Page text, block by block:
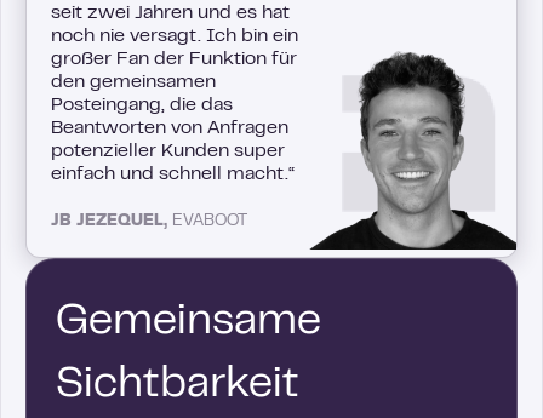
seit zwei Jahren und es hat
noch nie versagt. Ich bin ein
großer Fan der Funktion für
den gemeinsamen
Posteingang, die das
Beantworten von Anfragen
potenzieller Kunden super
einfach und schnell macht.“
JB JEZEQUEL, EVABOOT
Gemeinsame
Sichtbarkeit